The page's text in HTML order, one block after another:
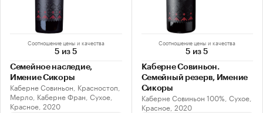
Соотношение цены и качества
5 из 5
Семейное наследие,
Имение Сикоры
Каберне Совиньон, Красностоп,
Мерло, Каберне Фран, Сухое,
Красное, 2020
Соотношение цены и качества
5 из 5
Каберне Совиньон.
Семейный резерв, Имение
Сикоры
Каберне Совиньон 100%, Сухое,
Красное, 2020